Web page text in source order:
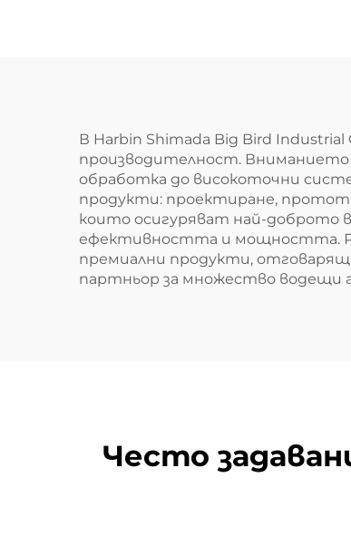
В Harbin Shimada Big Bird
производителност.
обработка до високоточни
продукти: проектиране,
които осигуряват най-доброто
ефективността и мощността.
премиални продукти,
партньор за множество водещи
Често